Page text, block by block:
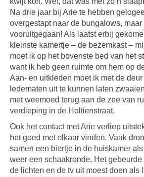
Na drie jaar bij Arie te hebben
overgestapt naar de bungalows,
vooruitgegaan! Als laatst erbij
kleinste kamertje – de bezemkast –
moet ik op het bovenste bed van het
want ik heb geen ruimte om hem op
Aan- en uitkleden moet ik met de
ledematen uit te kunnen laten
met weemoed terug aan de zee van
verdieping in de Holtienstraat.
Ook het contact met Arie verliep
het goed met elkaar vinden. Vaak
samen een biertje in de huiskamer
weer een schaakronde. Het
de lichten en de tv uit moest doen als